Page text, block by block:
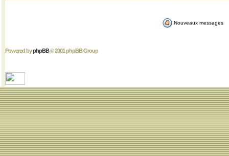
Nouveaux messages
Powered byphpBB© 2001 phpBB Group